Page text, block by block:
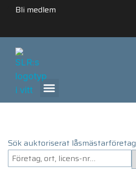
Bli medlem
Sök auktoriserat låsmästarföretag